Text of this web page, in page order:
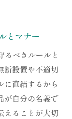
とマナー
るべきルールと
断設置や不適切
に直結するから
が自分の名義で
えることが大切